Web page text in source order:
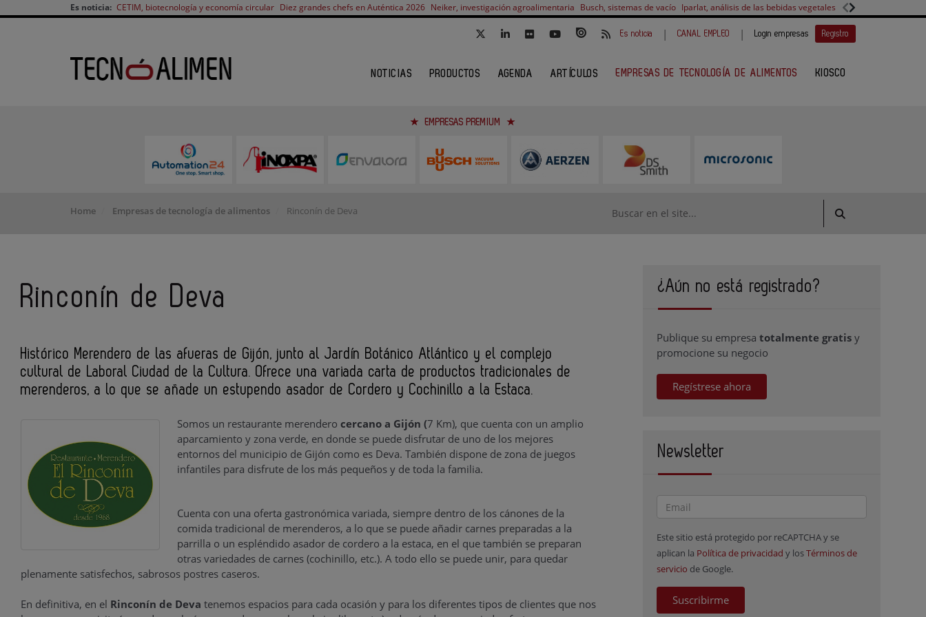
Es noticia: CETIM, biotecnología y economía circular Diez grandes chefs en Auténtica 2026 Neiker, investigación agroalimentaria Busch, sistemas de vacío Iparlat, análisis de las bebidas vegetales FANUC, colaboración
Es noticia | CANAL EMPLEO | Login empresas Registro
NOTICIAS PRODUCTOS AGENDA ARTÍCULOS EMPRESAS DE TECNOLOGÍA DE ALIMENTOS KIOSCO
EMPRESAS PREMIUM
Home Empresas de tecnología de alimentos Rinconín de Deva
Rinconín de Deva
Histórico Merendero de las afueras de Gijón, junto al Jardín Botánico Atlántico y el complejo
cultural de Laboral Ciudad de la Cultura. Ofrece una variada carta de productos tradicionales de
merenderos, a lo que se añade un estupendo asador de Cordero y Cochinillo a la Estaca.
Somos un restaurante merendero cercano a Gijón (7 Km), que cuenta con un amplio
aparcamiento y zona verde, en donde se puede disfrutar de uno de los mejores
entornos del municipio de Gijón como es Deva. También dispone de zona de juegos
infantiles para disfrute de los más pequeños y de toda la familia.
Cuenta con una oferta gastronómica variada, siempre dentro de los cánones de la
comida tradicional de merenderos, a lo que se puede añadir carnes preparadas a la
parrilla o un espléndido asador de cordero a la estaca, en el que también se preparan
otras variedades de carnes (cochinillo, etc.). A todo ello se puede unir, para quedar
plenamente satisfechos, sabrosos postres caseros.
En definitiva, en el Rinconín de Deva tenemos espacios para cada ocasión y para los diferentes tipos de clientes que nos
¿Aún no está registrado?
Publique su empresatotalmente gratis y
promocione su negocio
Regístrese ahora
Newsletter
Este sitio está protegido por reCAPTCHA y se
aplican la Política de privacidad y losTérminos de
servicio de Google.
Suscribirme